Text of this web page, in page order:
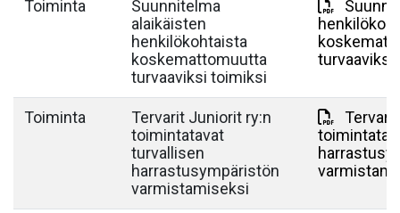
Toiminta
Suunnitelma
alaikäisten
henkilökohtaista
koskemattomuutta
turvaaviksi toimiksi
turvaaviksi
Toiminta
Tervarit Juniorit ry:n
toimintatavat
turvallisen
harrastusympäristön
varmistamiseksi